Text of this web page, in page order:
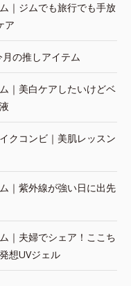
｜ジムでも旅行でも手放
ア
の推しアイテム
｜美白ケアしたいけどベ
クコンビ｜美肌レッスン
｜紫外線が強い日に出先
｜夫婦でシェア！ここち
想UVジェル